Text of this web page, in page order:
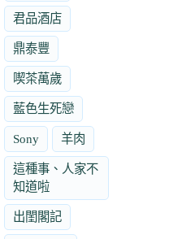
君品酒店
鼎泰豐
喫茶萬歲
藍色生死戀
Sony 羊肉
這種事、人家不
知道啦
出閨閣記